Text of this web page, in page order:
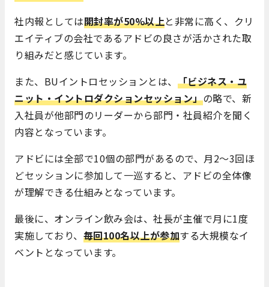
社内報としては開封率が50%以上と非常に高く、クリ
エイティブの会社であるアドビの良さが活かされた取
り組みだと感じています。
また、BUイントロセッションとは、 「ビジネス・ユ
ニット・イントロダクションセッション」の略で、新
入社員が他部門のリーダーから部門・社員紹介を聞く
内容となっています。
アドビには全部で10個の部門があるので、月2～3回ほ
どセッションに参加して一巡すると、アドビの全体像
が理解できる仕組みとなっています。
最後に、オンライン飲み会は、社長が主催で月に1度
実施しており、 毎回100名以上が参加する大規模なイ
ベントとなっています。